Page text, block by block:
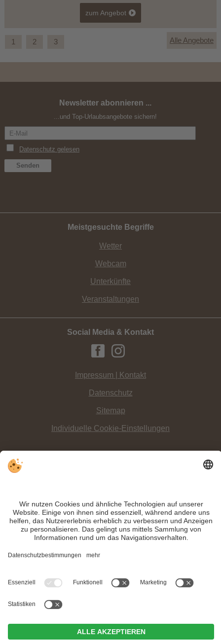
Aktiv Urlaub mit dem Rad in den Dolomiten
zum Angebot
1 2 3 Alle Angebote
Newsletter abonnieren ...
...und Top-Urlaubsangebote sichern!
Meistgesuchte Begriffe
Wetter
Webcam
Unterkünfte
Veranstaltungen
Social Media & Kontakt
Impressum | Kontakt
Datenschutz
Sitemap
Individuelle Cookie-Einstellungen
INFO:
ist 44 Kilometer lang und vor allem
Trotz genauer Arbeit und ständigem Aktualisieren der Inhalte, können Fehler
auftreten. Wir übernehmen keine Gewähr für die Richtigkeit und Vollständigkeit
aller Informationen.
Informieren Sie sich sicherheitshalber nochmals beim Veranstalter vor Ort über